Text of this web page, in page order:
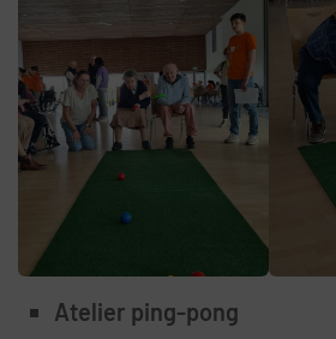
Atelier ping-pong